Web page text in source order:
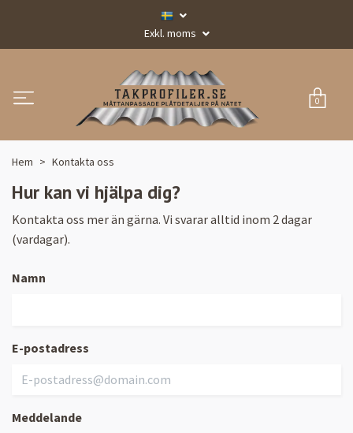
Exkl. moms
0
Hem Kontakta oss
Hur kan vi hjälpa dig?
Kontakta oss mer än gärna. Vi svarar alltid inom 2 dagar
(vardagar).
Namn
E-postadress
Meddelande